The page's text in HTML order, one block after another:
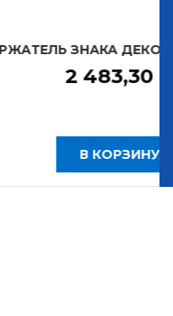
ДЕКОРАТИВНОГО
483,30 Р